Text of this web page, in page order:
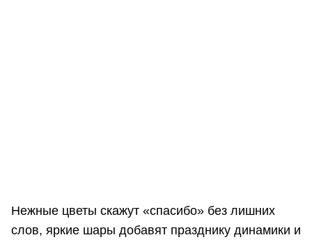
Нежные цветы скажут «спасибо» без лишних
слов, яркие шары добавят празднику динамики и